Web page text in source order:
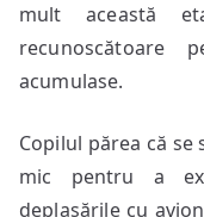
mult această
acumulase.
Copilul părea că
mic pentru a
deplasările cu